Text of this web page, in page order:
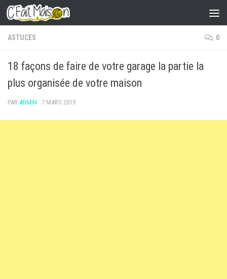
Skip to content
ASTUCES 0
18 façons de faire de votre garage la partie la
plus organisée de votre maison
PAR ADMIN · 7 MARS 2019